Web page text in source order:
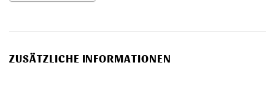
ZUSÄTZLICHE INFORMATIONEN